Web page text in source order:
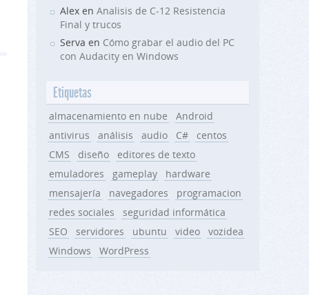
Alex en Analisis de C-12 Resistencia
Final y trucos
Serva en Cómo grabar el audio del PC
con Audacity en Windows
Etiquetas
almacenamiento en nube
Android
antivirus
análisis audio C#
centos
CMS
diseño
editores de texto
emuladores
gameplay
hardware
mensajería
navegadores
programacion
redes sociales
seguridad informática
SEO
servidores ubuntu video
vozidea
Windows
WordPress